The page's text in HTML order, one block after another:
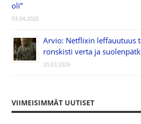
oli”
03.04.2026
Arvio: Netflixin leffauutuus
ronskisti verta ja
20.03.2026
VIIMEISIMMÄT UUTISET